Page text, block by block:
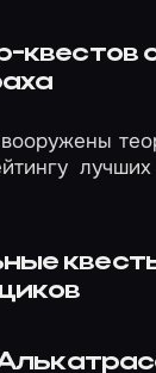
квестов
лучших